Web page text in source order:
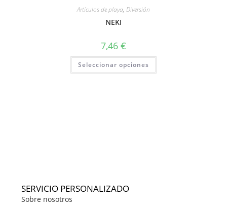
Artículos de playa, Diversión
NEKI
7,46 €
Seleccionar opciones
SERVICIO PERSONALIZADO
Sobre nosotros